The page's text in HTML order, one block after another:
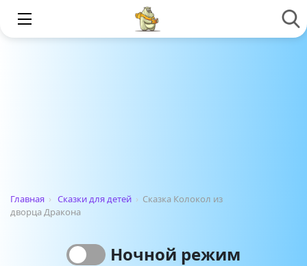
Главная › Сказки для детей › Сказка Колокол из
дворца Дракона
Ночной режим